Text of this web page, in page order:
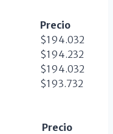
Precio
$194.032
$194.232
$194.032
$193.732
Precio